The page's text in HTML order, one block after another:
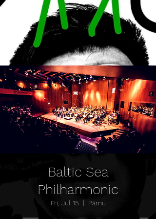
Baltic Sea
Philharmonic
Fri, Jul 15
  |
Pärnu